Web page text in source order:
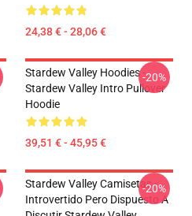
24,38 € - 28,06 €
Stardew Valley Hoodies -
Stardew Valley Intro Pullover
Hoodie
39,51 € - 45,95 €
-20%
Stardew Valley Camisetas -
Introvertido Pero Dispuesto A
-20%